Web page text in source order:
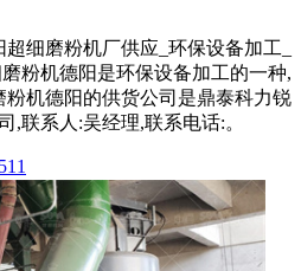
细磨粉机厂供应_环保设备加工_
粉机德阳是环保设备加工的一种,
粉机德阳的供货公司是鼎泰科力锐
,联系人:吴经理,联系电话:。